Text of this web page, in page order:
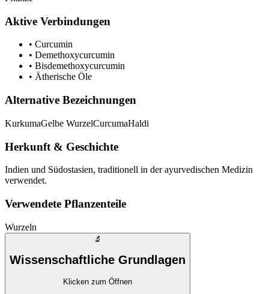
Aktive Verbindungen
• Curcumin
• Demethoxycurcumin
• Bisdemethoxycurcumin
• Ätherische Öle
Alternative Bezeichnungen
KurkumaGelbe WurzelCurcumaHaldi
Herkunft & Geschichte
Indien und Südostasien, traditionell in der ayurvedischen Medizin
verwendet.
Verwendete Pflanzenteile
Wurzeln
🔬
Wissenschaftliche Grundlagen
Klicken zum Öffnen